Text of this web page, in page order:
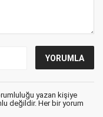
yazan kişiye
değildir. Her bir yorum